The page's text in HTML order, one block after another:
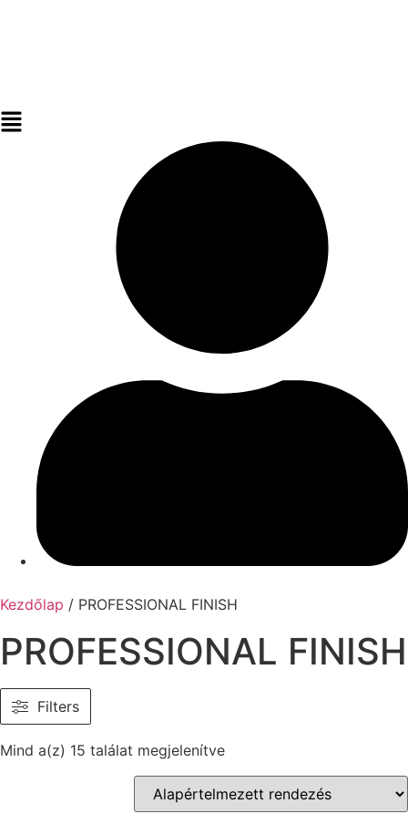
Kezdőlap / PROFESSIONAL FINISH
PROFESSIONAL FINISH
Filters
Mind a(z) 15 találat megjelenítve